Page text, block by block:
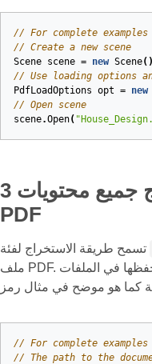
// For complete
// Create a new scene
Scene scene = new Scene
// Use loading options
PdfLoadOptions opt = new
// Open scene
scene.Open(
استخراج جميع محتويات 3D الخام من
PDF
ملف PDF. يمكن للمطورين تكرار المحتويات وحفظها في الملفات
// For complete
// The path to the